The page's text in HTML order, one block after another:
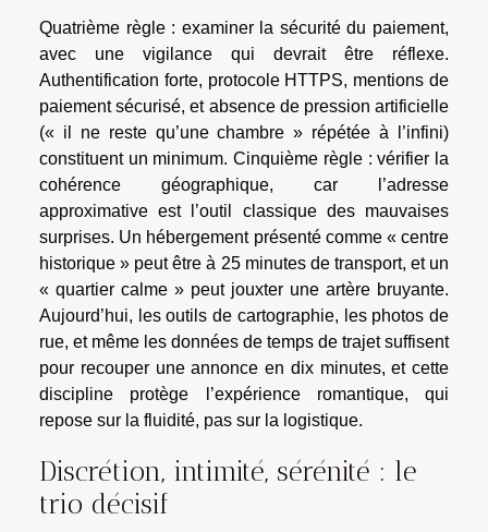
Quatrième règle : examiner la sécurité du paiement,
avec une vigilance qui devrait être réflexe.
Authentification forte, protocole HTTPS, mentions de
paiement sécurisé, et absence de pression artificielle
(« il ne reste qu’une chambre » répétée à l’infini)
constituent un minimum. Cinquième règle : vérifier la
cohérence géographique, car l’adresse
approximative est l’outil classique des mauvaises
surprises. Un hébergement présenté comme « centre
historique » peut être à 25 minutes de transport, et un
« quartier calme » peut jouxter une artère bruyante.
Aujourd’hui, les outils de cartographie, les photos de
rue, et même les données de temps de trajet suffisent
pour recouper une annonce en dix minutes, et cette
discipline protège l’expérience romantique, qui
repose sur la fluidité, pas sur la logistique.
Discrétion, intimité, sérénité : le
trio décisif